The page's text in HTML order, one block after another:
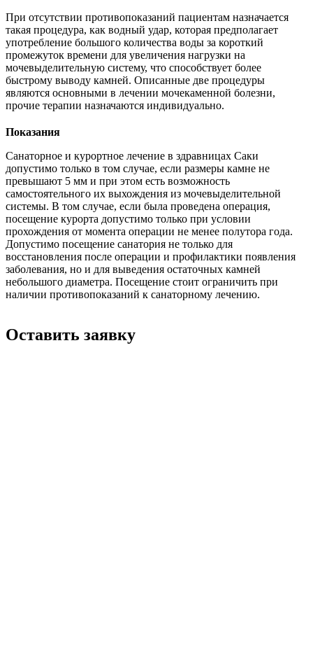
При отсутствии противопоказаний пациентам назначается
такая процедура, как водный удар, которая предполагает
употребление большого количества воды за короткий
промежуток времени для увеличения нагрузки на
мочевыделительную систему, что способствует более
быстрому выводу камней. Описанные две процедуры
являются основными в лечении мочекаменной болезни,
прочие терапии назначаются индивидуально.
Показания
Санаторное и курортное лечение в здравницах Саки
допустимо только в том случае, если размеры камне не
превышают 5 мм и при этом есть возможность
самостоятельного их выхождения из мочевыделительной
системы. В том случае, если была проведена операция,
посещение курорта допустимо только при условии
прохождения от момента операции не менее полутора года.
Допустимо посещение санатория не только для
восстановления после операции и профилактики появления
заболевания, но и для выведения остаточных камней
небольшого диаметра. Посещение стоит ограничить при
наличии противопоказаний к санаторному лечению.
Оставить заявку